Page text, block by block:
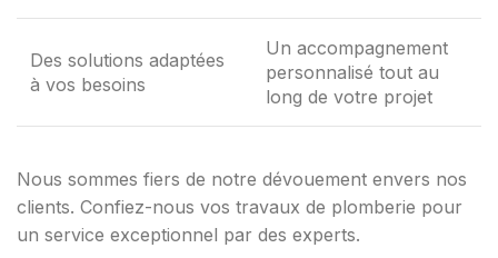
Des solutions adaptées
à vos besoins
Un accompagnement
personnalisé tout au
long de votre projet
Nous sommes fiers de notre dévouement envers nos
clients. Confiez-nous vos travaux de plomberie pour
un service exceptionnel par des experts.